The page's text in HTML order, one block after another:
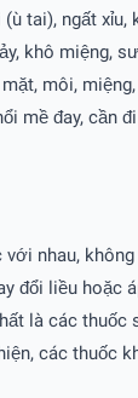
tai), ngất xỉu,
khô miệng,
môi,
mề đay, cần
nhau,
đổi liều hoặc
là các
các thuốc